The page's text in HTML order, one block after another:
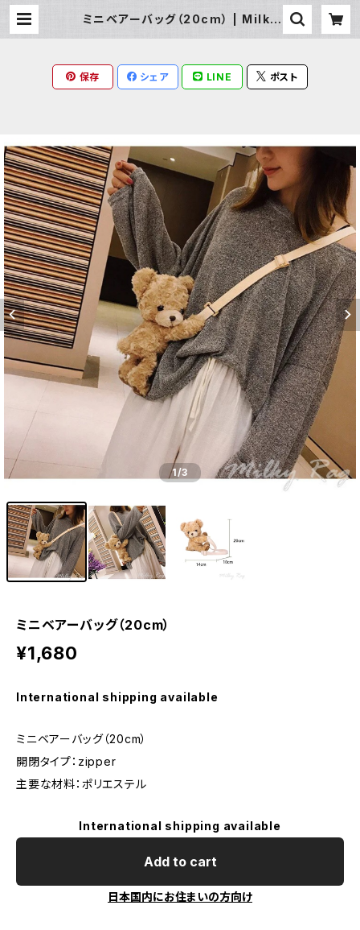
ミニベアーバッグ（20cm） | Milky
保存 シェア LINE ポスト
1/3
ミニベアーバッグ（20cm）
¥1,680
International shipping available
ミニベアーバッグ（20cm）
開閉タイプ：zipper
主要な材料：ポリエステル
International shipping available
Add to cart
日本国内にお住まいの方向け